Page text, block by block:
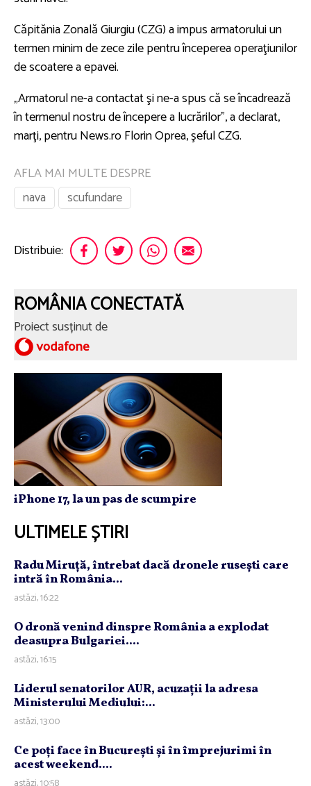
Căpitănia Zonală Giurgiu (CZG) a impus armatorului un
termen minim de zece zile pentru începerea operaţiunilor
de scoatere a epavei.
„Armatorul ne-a contactat şi ne-a spus că se încadrează
în termenul nostru de începere a lucrărilor”, a declarat,
marţi, pentru News.ro Florin Oprea, şeful CZG.
AFLA MAI MULTE DESPRE
nava
scufundare
Distribuie:
ROMÂNIA CONECTATĂ
Proiect susținut de
iPhone 17, la un pas de scumpire
ULTIMELE ȘTIRI
Radu Miruţă, întrebat dacă dronele ruseşti care
intră în România...
astăzi, 16:22
O dronă venind dinspre România a explodat
deasupra Bulgariei....
astăzi, 16:15
Liderul senatorilor AUR, acuzaţii la adresa
Ministerului Mediului:...
astăzi, 13:00
Ce poţi face în Bucureşti şi în împrejurimi în
acest weekend....